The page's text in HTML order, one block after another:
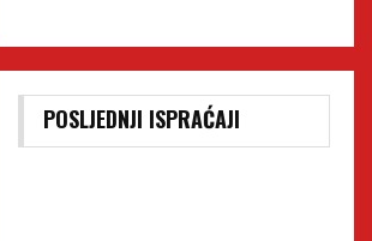
POSLJEDNJI ISPRAĆAJI